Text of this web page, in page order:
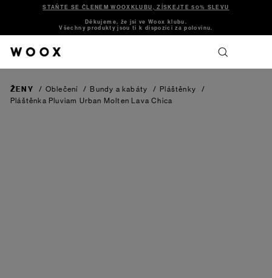
STAŇTE SE ČLENEM WOOXKLUBU, ZÍSKEJTE 50% SLEVU
Děkujeme, že jsi ve Woox klubu.
Všechny produkty jsou ti k dispozici za polovinu.
ŽENY / Oblečení / Bundy a kabáty / Pláštěnky
/
Pláštěnka Pluviam Urban Molten Lava Chica